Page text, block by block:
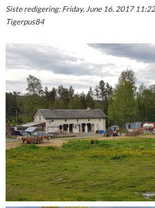
Siste redigering: Friday, June 16, 2017
Tigerpus84